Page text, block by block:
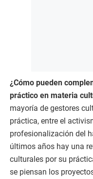
¿Cómo pueden
práctico en materia
mayoría de gestores
práctica, entre el
profesionalización del
últimos años hay una
culturales por su
se piensan los